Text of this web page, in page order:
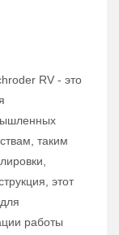
RV - это
таким
этот
работы